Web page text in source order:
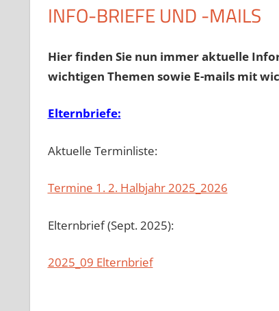
INFO-BRIEFE UND -MAILS
Hier finden Sie nun immer aktuelle
wichtigen Themen sowie E-mails mit
Elternbriefe:
Aktuelle Terminliste:
Termine 1. 2. Halbjahr 2025_2026
Elternbrief (Sept. 2025):
2025_09 Elternbrief